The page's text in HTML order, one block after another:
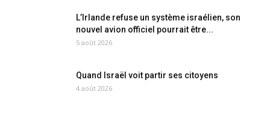
L’Irlande refuse un système israélien, son
nouvel avion officiel pourrait être...
5 août 2026
Quand Israël voit partir ses citoyens
4 août 2026